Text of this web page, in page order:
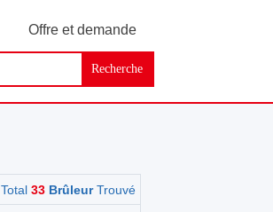
Offre et demande
Recherche
Total 33BrûleurTrouvé